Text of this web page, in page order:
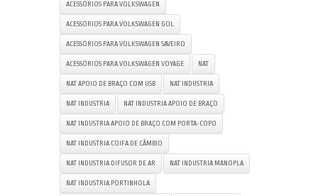
ACESSÓRIOS PARA VOLKSWAGEN
ACESSÓRIOS PARA VOLKSWAGEN GOL
ACESSÓRIOS PARA VOLKSWAGEN SAVEIRO
ACESSÓRIOS PARA VOLKSWAGEN VOYAGE NAT
NAT APOIO DE BRAÇO COM USB NAT INDÚSTRIA
NAT INDUSTRIA NAT INDUSTRIA APOIO DE BRAÇO
NAT INDUSTRIA APOIO DE BRAÇO COM PORTA-COPO
NAT INDUSTRIA COIFA DE CÂMBIO
NAT INDUSTRIA DIFUSOR DE AR NAT INDUSTRIA MANOPLA
NAT INDUSTRIA PORTINHOLA